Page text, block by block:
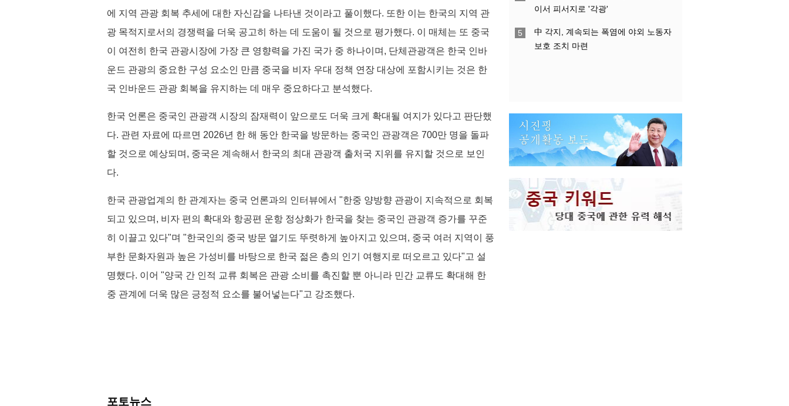
에 지역 관광 회복 추세에 대한 자신감을 나타낸 것이라고 풀이했다. 또한 이는 한국의 지역 관
광 목적지로서의 경쟁력을 더욱 공고히 하는 데 도움이 될 것으로 평가했다. 이 매체는 또 중국
이 여전히 한국 관광시장에 가장 큰 영향력을 가진 국가 중 하나이며, 단체관광객은 한국 인바
운드 관광의 중요한 구성 요소인 만큼 중국을 비자 우대 정책 연장 대상에 포함시키는 것은 한
국 인바운드 관광 회복을 유지하는 데 매우 중요하다고 분석했다.
한국 언론은 중국인 관광객 시장의 잠재력이 앞으로도 더욱 크게 확대될 여지가 있다고 판단했
다. 관련 자료에 따르면 2026년 한 해 동안 한국을 방문하는 중국인 관광객은 700만 명을 돌파
할 것으로 예상되며, 중국은 계속해서 한국의 최대 관광객 출처국 지위를 유지할 것으로 보인
다.
한국 관광업계의 한 관계자는 중국 언론과의 인터뷰에서 "한중 양방향 관광이 지속적으로 회복
되고 있으며, 비자 편의 확대와 항공편 운항 정상화가 한국을 찾는 중국인 관광객 증가를 꾸준
히 이끌고 있다"며 "한국인의 중국 방문 열기도 뚜렷하게 높아지고 있으며, 중국 여러 지역이 풍
부한 문화자원과 높은 가성비를 바탕으로 한국 젊은 층의 인기 여행지로 떠오르고 있다"고 설
명했다. 이어 "양국 간 인적 교류 회복은 관광 소비를 촉진할 뿐 아니라 민간 교류도 확대해 한
중 관계에 더욱 많은 긍정적 요소를 불어넣는다"고 강조했다.